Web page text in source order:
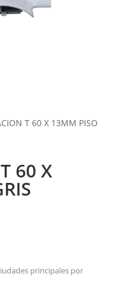
T 60 X 13MM PISO
60 X
principales por